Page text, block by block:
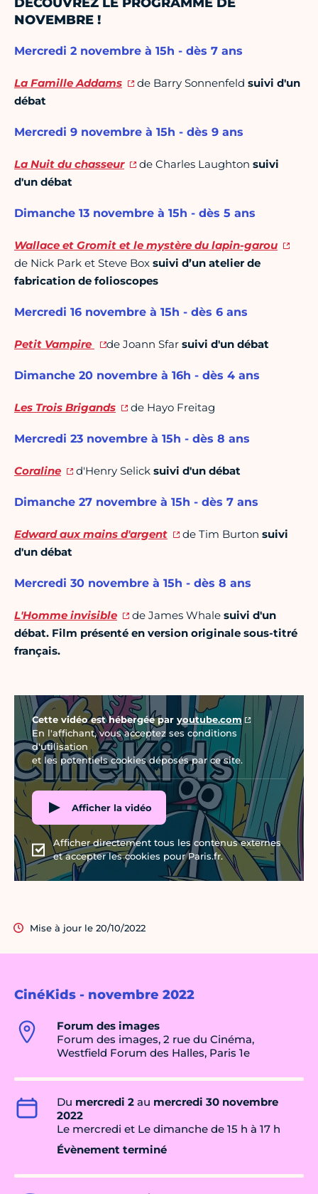
CinéKids - novembre 2022
Forum des images
Forum des images, 2 rue du Cinéma,
Westfield Forum des Halles, Paris 1e
Du mercredi 2 au mercredi 30 novembre
2022
Le mercredi et Le dimanche de 15 h à 17 h
Évènement terminé
NOVEMBRE !
Mercredi 2 novembre à 15h - dès 7 ans
La Famille Addams de Barry Sonnenfeld suivi d'un
débat
Mercredi 9 novembre à 15h - dès 9 ans
La Nuit du chasseur de Charles Laughton suivi
d'un débat
Dimanche 13 novembre à 15h - dès 5 ans
Wallace et Gromit et le mystère du lapin-garou
de Nick Park et Steve Box suivi d’un atelier de
fabrication de folioscopes
Mercredi 16 novembre à 15h - dès 6 ans
Petit Vampire de Joann Sfar suivi d'un débat
Dimanche 20 novembre à 16h - dès 4 ans
Les Trois Brigands de Hayo Freitag
Mercredi 23 novembre à 15h - dès 8 ans
Coraline d'Henry Selick suivi d'un débat
Dimanche 27 novembre à 15h - dès 7 ans
Edward aux mains d'argent de Tim Burton suivi
d'un débat
Mercredi 30 novembre à 15h - dès 8 ans
L'Homme invisible de James Whale suivi d'un
débat. Film présenté en version originale sous-titré
français.
Vidéo Youtube
Cette vidéo est hébergée par youtube.com
En l'affichant, vous acceptez ses conditions
d'utilisation
et les potentiels cookies déposés par ce site.
Afficher la vidéo
Afficher directement tous les contenus externes
et accepter les cookies pour Paris.fr.
Mise à jour le 20/10/2022